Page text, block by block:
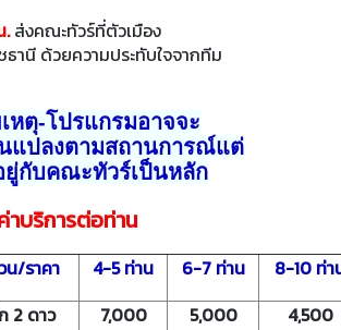
.ส่งคณะทัวร์ที่ตัวเมือง
ธานี ด้วยความประทับใจจากทีม
หตุ-โปรแกรมอาจจะ
แปลงตามสถานการณ์แต่
กับคณะทัวร์เป็นหลัก
าบริการต่อท่าน
น/ราคา 4-5 ท่าน 6-7 ท่าน
8-10 ท่า
2 ดาว
7,000 5,000
4,500